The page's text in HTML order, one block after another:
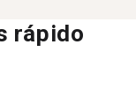
rápido